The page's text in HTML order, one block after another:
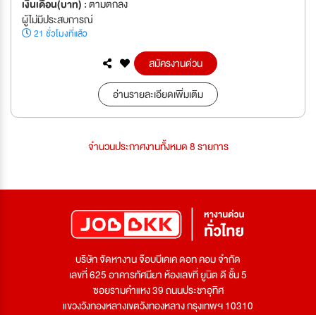
เงินเดือน(บาท) :ตามตกลง
ผู้ไม่มีประสบการณ์
21 ชั่วโมงที่แล้ว
สมัครงานด่วน
อ่านรายละเอียดเพิ่มเติม
จำนวนประกาศงานทั้งหมด 8 รายการ
บริษัท จัดหางาน จ๊อบบีเคเค ดอท คอม จำกัด
เลขที่ 625 อาคารทัศนียา ห้องเลขที่ ยูนิต ดี ชั้น 5
ซอยรามคำแหง 39 ถนนประชาอุทิศ
แขวงวังทองหลางเขตวังทองหลาง กรุงเทพฯ 10310